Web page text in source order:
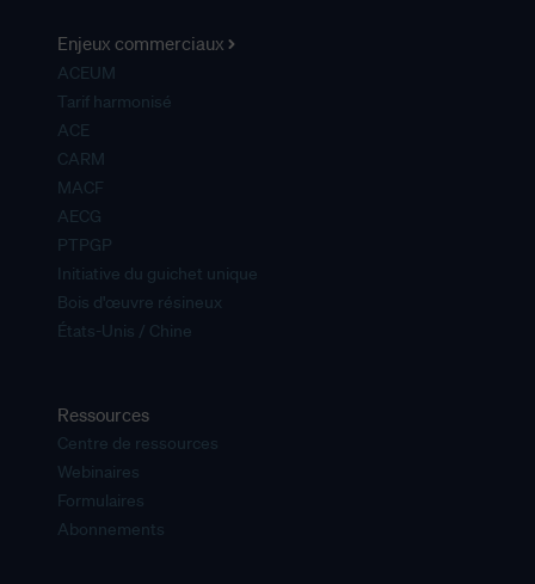
Enjeux commerciaux
ACEUM
Tarif harmonisé
ACE
CARM
MACF
AECG
PTPGP
Initiative du guichet unique
Bois d'œuvre résineux
États-Unis / Chine
Ressources
Centre de ressources
Webinaires
Formulaires
Abonnements